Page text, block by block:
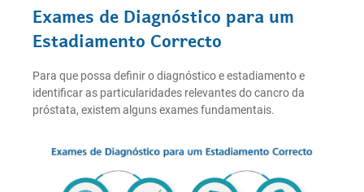
Exames de Diagnóstico para um
Estadiamento Correcto
Para que possa definir o diagnóstico e estadiamento e
identificar as particularidades relevantes do cancro da
próstata, existem alguns exames fundamentais.